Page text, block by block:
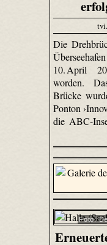
Die
10. April
worden.
Brücke
Ponton
die ABC-
Foto: